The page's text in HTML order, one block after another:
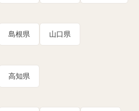
島根県 山口県
高知県